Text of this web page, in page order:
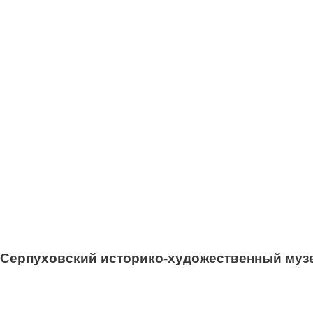
Серпуховский историко-художественный